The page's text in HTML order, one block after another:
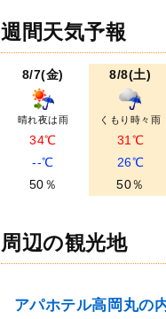
週間天気予報
8/7(金)
晴れ夜は雨
34℃
--℃
50％
8/8(土)
くもり時々雨
31℃
26℃
50％
周辺の観光地
アパホテル高岡丸の